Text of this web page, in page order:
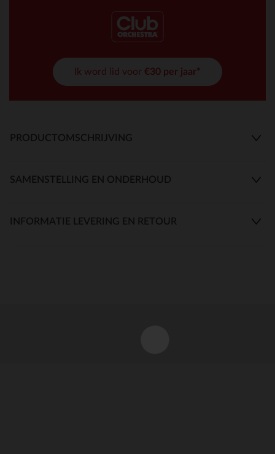
Ik word lid voor €30 per jaar*
PRODUCTOMSCHRIJVING
SAMENSTELLING EN ONDERHOUD
INFORMATIE LEVERING EN RETOUR